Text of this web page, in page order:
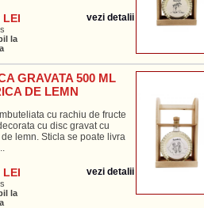
LEI
la
vezi detalii
GRAVATA 500 ML
DE LEMN
cu rachiu de fructe
cu disc gravat cu
lemn. Sticla se poate livra
LEI
la
vezi detalii